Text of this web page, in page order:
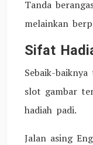
Tanda
melainkan
Sifat
Sebaik-
slot gambar
hadiah padi.
Jalan asing